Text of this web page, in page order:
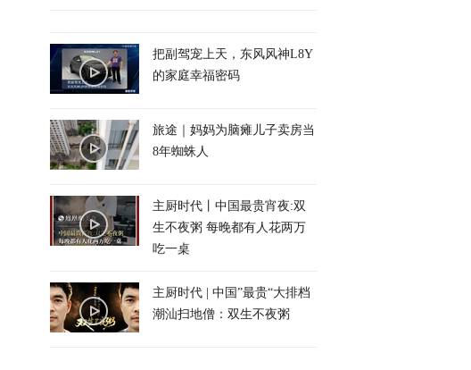
把副驾宠上天，东风风神L8Y
的家庭幸福密码
旅途｜妈妈为脑瘫儿子卖房当
8年蜘蛛人
主厨时代丨中国最贵宵夜:双
生不夜粥 每晚都有人花两万
吃一桌
主厨时代 | 中国”最贵“大排档
潮汕扫地僧：双生不夜粥